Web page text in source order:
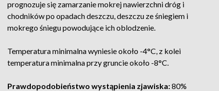
prognozuje się zamarzanie mokrej nawierzchni dróg i
chodników po opadach deszczu, deszczu ze śniegiem i
mokrego śniegu powodujące ich oblodzenie.
Temperatura minimalna wyniesie około -4°C, z kolei
temperatura minimalna przy gruncie około -8°C.
Prawdopodobieństwo wystąpienia zjawiska:80%